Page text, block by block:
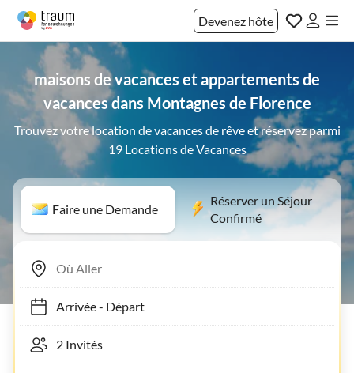
Devenez hôte
maisons de vacances et appartements de
vacances dans Montagnes de Florence
Trouvez votre location de vacances de rêve et réservez parmi
19 Locations de Vacances
Faire une Demande
Réserver un Séjour
Confirmé
Arrivée- Départ